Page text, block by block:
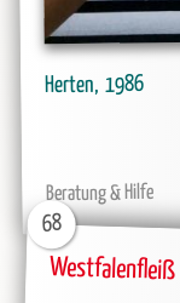
Herten 1986
Beratung & Hilfe
Westfalenfleiß
68